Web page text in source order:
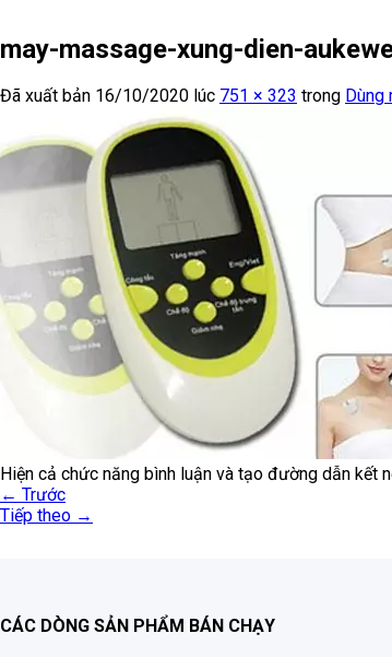
may-massage-xung-dien-
Đã xuất bản 16/10/2020 lúc 751 × 323 trong
Hiện cả chức năng bình luận và tạo đường dẫn kết
← Trước
Tiếp theo →
CÁC DÒNG SẢN PHẨM BÁN CHẠY